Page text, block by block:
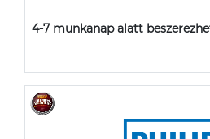
4-7 munkanap alatt